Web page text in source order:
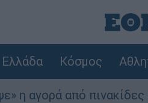
Ελλάδα Κόσμος
από πινακίδες